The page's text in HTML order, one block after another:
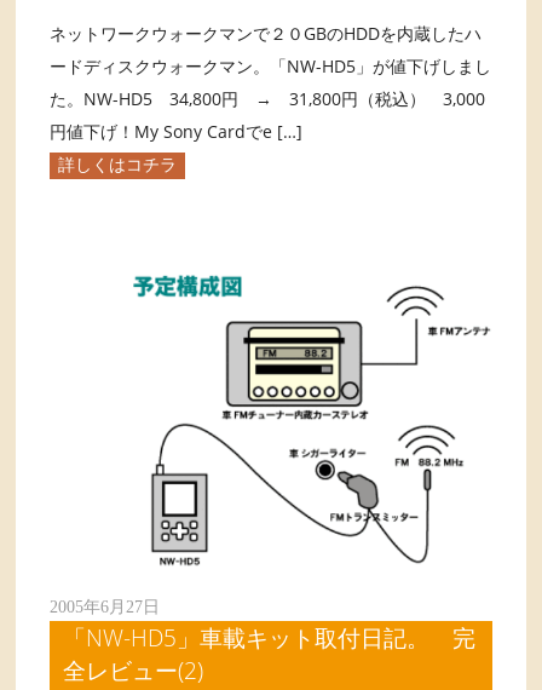
ネットワークウォークマンで２０GBのHDDを内蔵したハ
ードディスクウォークマン。「NW-HD5」が値下げしまし
た。NW-HD5 34,800円 → 31,800円（税込） 3,000
円値下げ！My Sony Cardでe […]
詳しくはコチラ
2005年6月27日
「NW-HD5」車載キット取付日記。 完
全レビュー(2)